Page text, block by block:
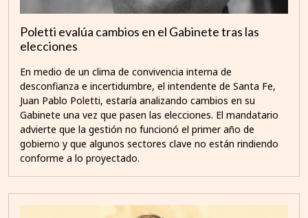
Poletti evalúa cambios en el Gabinete tras las
elecciones
En medio de un clima de convivencia interna de
desconfianza e incertidumbre, el intendente de Santa Fe,
Juan Pablo Poletti, estaría analizando cambios en su
Gabinete una vez que pasen las elecciones. El mandatario
advierte que la gestión no funcionó el primer año de
gobierno y que algunos sectores clave no están rindiendo
conforme a lo proyectado.